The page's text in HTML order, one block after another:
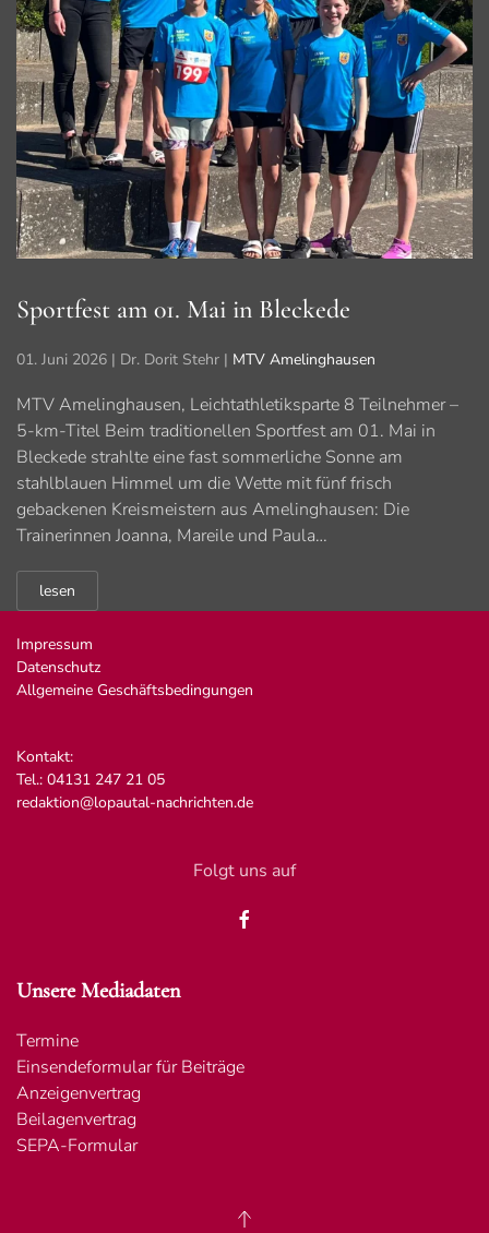
Sportfest am 01. Mai in Bleckede
01. Juni 2026 | Dr. Dorit Stehr | MTV Amelinghausen
MTV Amelinghausen, Leichtathletiksparte 8 Teilnehmer –
5-km-Titel Beim traditionellen Sportfest am 01. Mai in
Bleckede strahlte eine fast sommerliche Sonne am
stahlblauen Himmel um die Wette mit fünf frisch
gebackenen Kreismeistern aus Amelinghausen: Die
Trainerinnen Joanna, Mareile und Paula…
lesen
Impressum
Datenschutz
Allgemeine Geschäftsbedingungen
Kontakt:
Tel.: 04131 247 21 05
redaktion@lopautal-nachrichten.de
Folgt uns auf
Unsere Mediadaten
Termine
Einsendeformular für Beiträge
Anzeigenvertrag
Beilagenvertrag
SEPA-Formular